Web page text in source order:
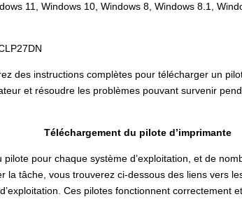
11, Windows 10, Windows 8, Windows 8.1,
des instructions complètes pour télécharger un
et résoudre les problèmes pouvant survenir
Téléchargement du pilote d’imprimante
pilote pour chaque système d’exploitation, et de
la tâche, vous trouverez ci-dessous des liens vers
Ces pilotes fonctionnent correctement